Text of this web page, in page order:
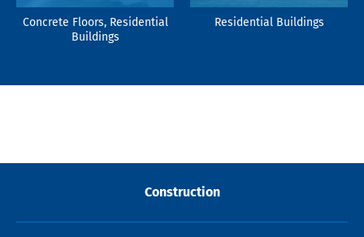
Concrete Floors, Residential
Buildings
Residential Buildings
Construction